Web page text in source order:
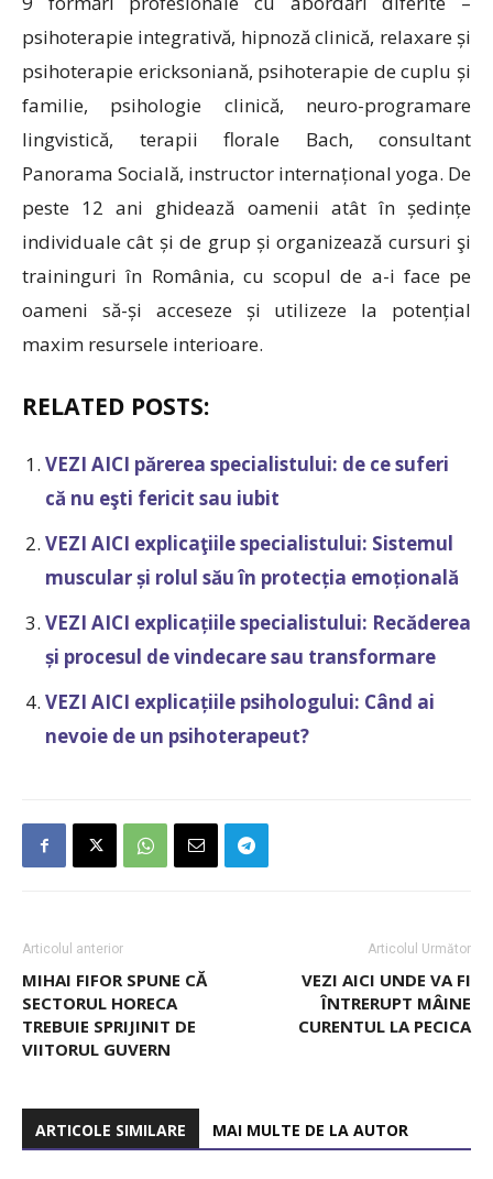
psihoterapie integrativă, hipnoză clinică, relaxare și
psihoterapie ericksoniană, psihoterapie de cuplu și
familie, psihologie clinică, neuro-programare
lingvistică, terapii florale Bach, consultant
Panorama Socială, instructor internațional yoga. De
peste 12 ani ghidează oamenii atât în ședințe
individuale cât și de grup și organizează cursuri şi
traininguri în România, cu scopul de a-i face pe
oameni să-și acceseze și utilizeze la potențial
maxim resursele interioare.
RELATED POSTS:
VEZI AICI părerea specialistului: de ce suferi
că nu eşti fericit sau iubit
VEZI AICI explicaţiile specialistului: Sistemul
muscular și rolul său în protecția emoțională
VEZI AICI explicațiile specialistului: Recăderea
și procesul de vindecare sau transformare
VEZI AICI explicațiile psihologului: Când ai
nevoie de un psihoterapeut?
Articolul anterior
MIHAI FIFOR SPUNE CĂ
SECTORUL HORECA
TREBUIE SPRIJINIT DE
VIITORUL GUVERN
Articolul Următor
VEZI AICI UNDE VA FI
ÎNTRERUPT MÂINE
CURENTUL LA PECICA
ARTICOLE SIMILARE MAI MULTE DE LA AUTOR